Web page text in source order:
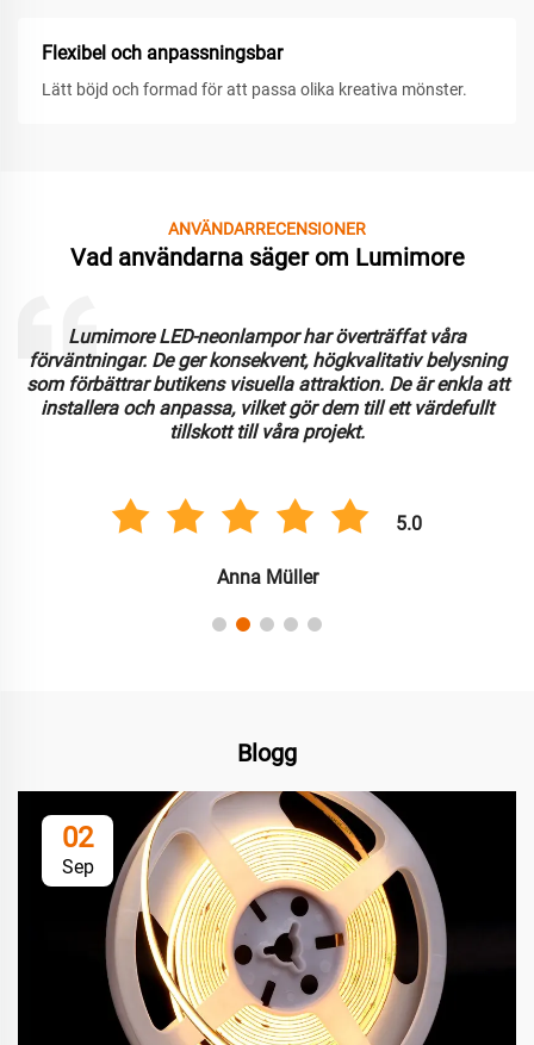
Flexibel och anpassningsbar
Lätt böjd och formad för att passa olika kreativa mönster.
ANVÄNDARRECENSIONER
Vad användarna säger om Lumimore
Lumimore LED-neonlampor har överträffat våra
förväntningar. De ger konsekvent, högkvalitativ belysning
som förbättrar butikens visuella attraktion. De är enkla att
installera och anpassa, vilket gör dem till ett värdefullt
tillskott till våra projekt.
5.0
Anna Müller
Blogg
02
Sep